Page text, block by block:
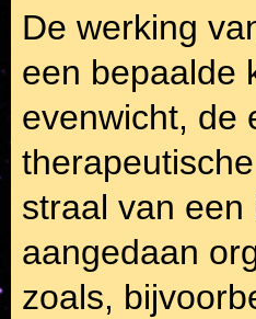
De werking
een bepaalde
evenwicht, de
straal van
aangedaan
zoals,